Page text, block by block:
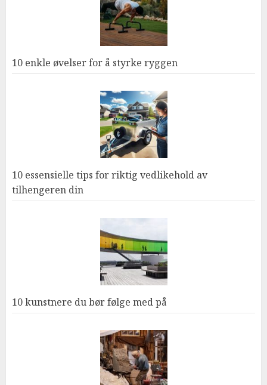
10 enkle øvelser for å styrke ryggen
10 essensielle tips for riktig vedlikehold av
tilhengeren din
10 kunstnere du bør følge med på